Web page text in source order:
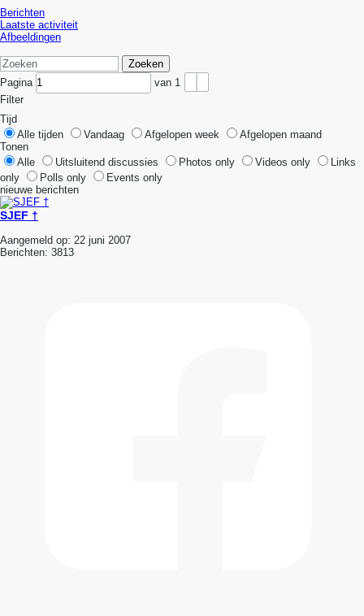
Berichten
Laatste activiteit
Afbeeldingen
Zoeken
Pagina
van 1
Filter
Tijd
Alle tijden
Vandaag Afgelopen week
Afgelopen maand
Tonen
Alle
Uitsluitend discussies Photos only Videos only
Links
only
Polls only
Events only
nieuwe berichten
SJEF †
Aangemeld op: 22 juni 2007
Berichten: 3813